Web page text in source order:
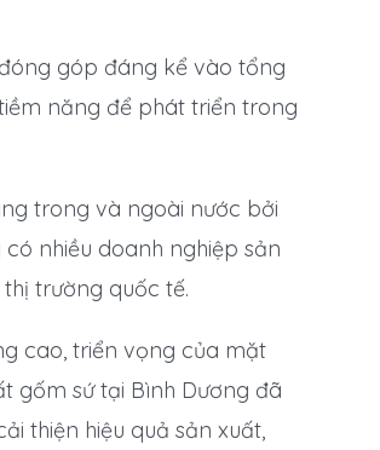
góp đáng kể vào tổng
năng để phát triển trong
trong và ngoài nước bởi
nhiều doanh nghiệp sản
trường quốc tế.
cao, triển vọng của mặt
gốm sứ tại Bình Dương đã
thiện hiệu quả sản xuất,